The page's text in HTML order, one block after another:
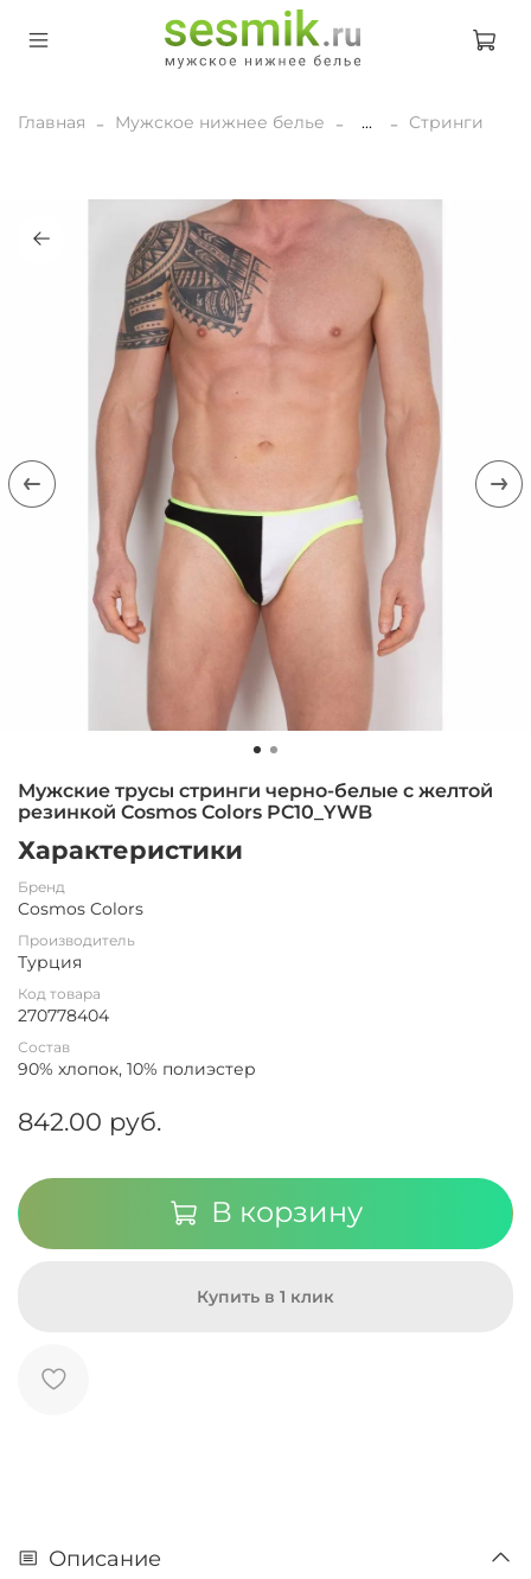
Главная Мужское нижнее белье ... Стринги
Мужские трусы стринги черно-белые с желтой
резинкой Cosmos Colors PC10_YWB
Характеристики
Бренд
Cosmos Colors
Производитель
Турция
Код товара
270778404
Состав
90% хлопок, 10% полиэстер
842.00 руб.
В корзину
Купить в 1 клик
Описание